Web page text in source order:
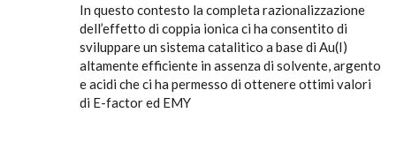
In questo contesto la completa razionalizzazione
dell’effetto di coppia ionica ci ha consentito di
sviluppare un sistema catalitico a base di Au(I)
altamente efficiente in assenza di solvente, argento
e acidi che ci ha permesso di ottenere ottimi valori
di E-factor ed EMY